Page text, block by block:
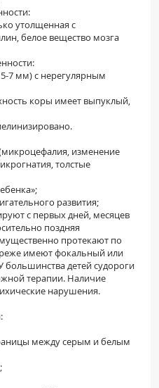
утолщенная с
белое вещество мозга
7 мм) с нерегулярным
коры имеет выпуклый,
изменение
толстые
развития;
с первых дней, месяцев
поздняя
протекают по
имеют фокальный или
большинства детей судороги
терапии. Наличие
нарушения.
между серым и белым